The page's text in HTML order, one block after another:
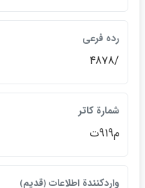
رده فرعي
/4878
شمارة كاتر
م919ت
واردكنندة اطلاعات ﴿قديم﴾